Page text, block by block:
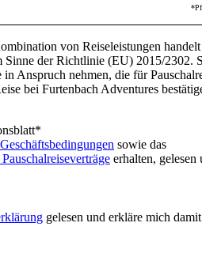
von Reiseleistungen handelt
Sinne der Richtlinie (EU) 2015/2302.
Anspruch nehmen, die für
bei Furtenbach Adventures
*
sowie das
erhalten, gelesen
gelesen und erkläre mich damit